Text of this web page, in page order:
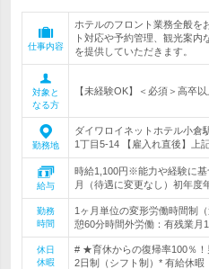
仕事内容
ホテルのフロント業務全般を
ト対応や予約管理、観光案内
を提供していただきます。
対象と
なる方
【未経験OK】＜必須＞高卒
勤務地
ダイワロイネットホテル小倉
1丁目5-14 【雇入れ直後】上
給与
時給1,100円※能力や経験に
月（待遇に変更なし）初年度
勤務
時間
1ヶ月単位の変形労働時間制
憩60分時間外労働：有残業月
休日
休暇
# ★育休からの復帰率100％
2日制（シフト制）* 有給休暇